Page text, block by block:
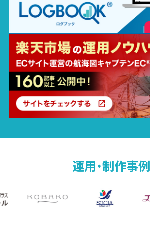
運用・制作事例